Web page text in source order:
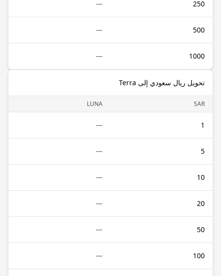
250
—
500
—
1000
—
تحويل ريال سعودي إلى Terra
SAR
LUNA
1
—
5
—
10
—
20
—
50
—
100
—